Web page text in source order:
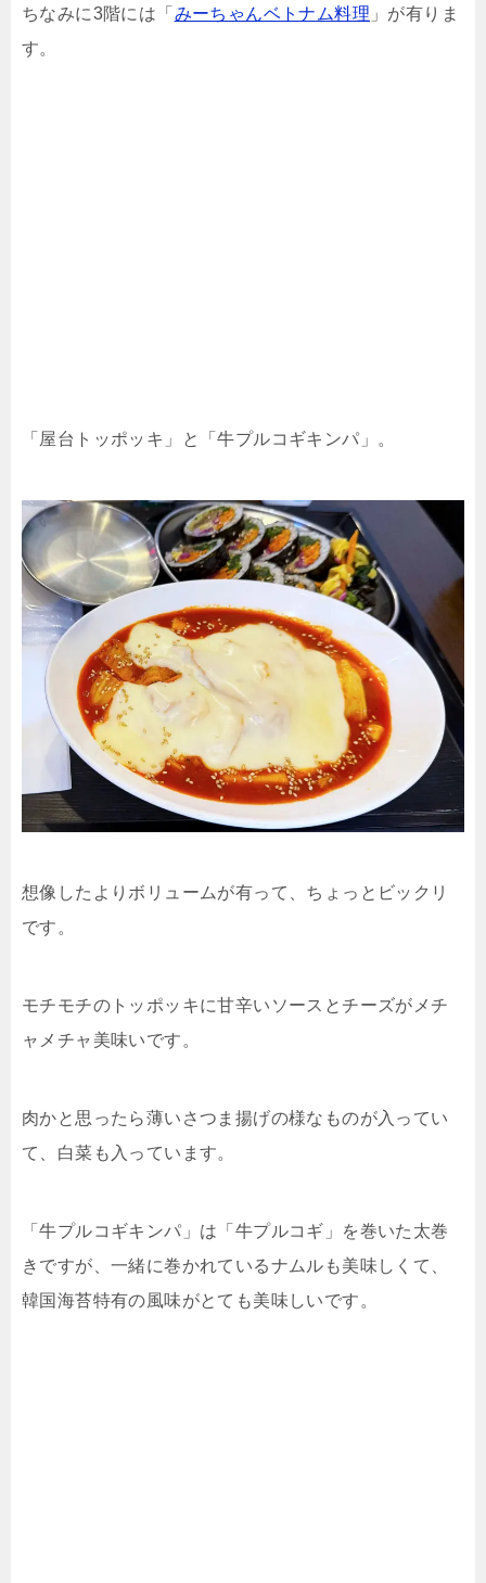
ちなみに3階には「 みーちゃんベトナム料理 」が有りま
す。
「屋台トッポッキ」と「牛プルコギキンパ」。
想像したよりボリュームが有って、ちょっとビックリ
です。
モチモチのトッポッキに甘辛いソースとチーズがメチ
ャメチャ美味いです。
肉かと思ったら薄いさつま揚げの様なものが入ってい
て、白菜も入っています。
「牛プルコギキンパ」は「牛プルコギ」を巻いた太巻
きですが、一緒に巻かれているナムルも美味しくて、
韓国海苔特有の風味がとても美味しいです。